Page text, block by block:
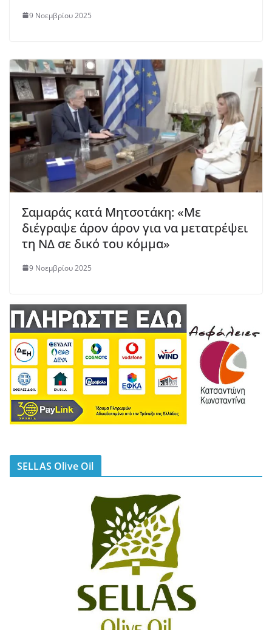
9 Νοεμβρίου 2025
Σαμαράς κατά Μητσοτάκη: «Με
διέγραψε άρον άρον για να μετατρέψει
τη ΝΔ σε δικό του κόμμα»
9 Νοεμβρίου 2025
SELLAS Olive Oil